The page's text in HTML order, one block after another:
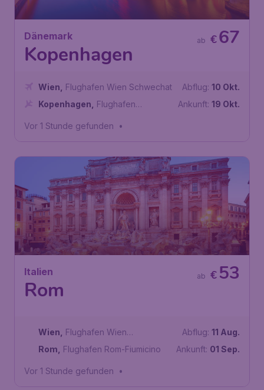
Dänemark
Kopenhagen
€67
ab
Wien
Flughafen Wien Schwechat
Kopenhagen
Flughafen
Abflug: 10 Okt.
Ankunft: 19 Okt.
Vor 1 Stunde gefunden •
Italien
Rom
53
Wien
Flughafen Wien
Schwechat
Rom Flughafen Rom-Fiumicino
Abflug: 11 Aug.
Ankunft: 01 Sep.
Vor 1 Stunde gefunden •